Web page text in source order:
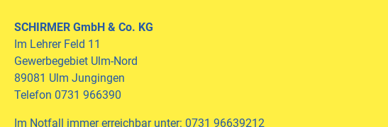
SCHIRMER GmbH & Co. KG
Im Lehrer Feld 11
Gewerbegebiet Ulm-Nord
89081 Ulm Jungingen
Telefon 0731 966390
Im Notfall immer erreichbar unter: 0731 96639212